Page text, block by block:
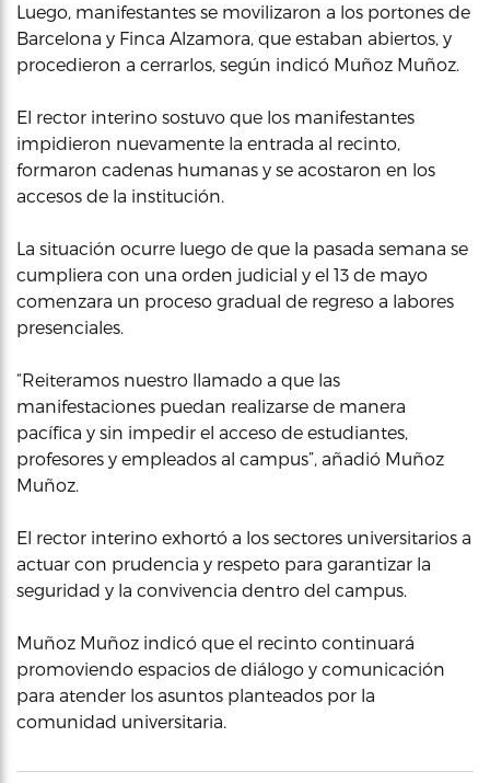
Luego, manifestantes se movilizaron a los portones de
Barcelona y Finca Alzamora, que estaban abiertos, y
procedieron a cerrarlos, según indicó Muñoz Muñoz.
El rector interino sostuvo que los manifestantes
impidieron nuevamente la entrada al recinto,
formaron cadenas humanas y se acostaron en los
accesos de la institución.
La situación ocurre luego de que la pasada semana se
cumpliera con una orden judicial y el 13 de mayo
comenzara un proceso gradual de regreso a labores
presenciales.
“Reiteramos nuestro llamado a que las
manifestaciones puedan realizarse de manera
pacífica y sin impedir el acceso de estudiantes,
profesores y empleados al campus”, añadió Muñoz
Muñoz.
El rector interino exhortó a los sectores universitarios a
actuar con prudencia y respeto para garantizar la
seguridad y la convivencia dentro del campus.
Muñoz Muñoz indicó que el recinto continuará
promoviendo espacios de diálogo y comunicación
para atender los asuntos planteados por la
comunidad universitaria.